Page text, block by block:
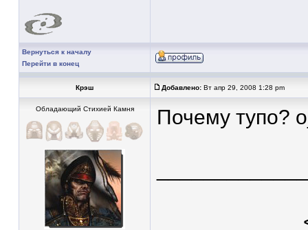
Вернуться к началу
Перейти в конец
Крэш Добавлено: Вт апр 29, 2008 1:28 pm
Обладающий Стихией Камня Почему тупо?